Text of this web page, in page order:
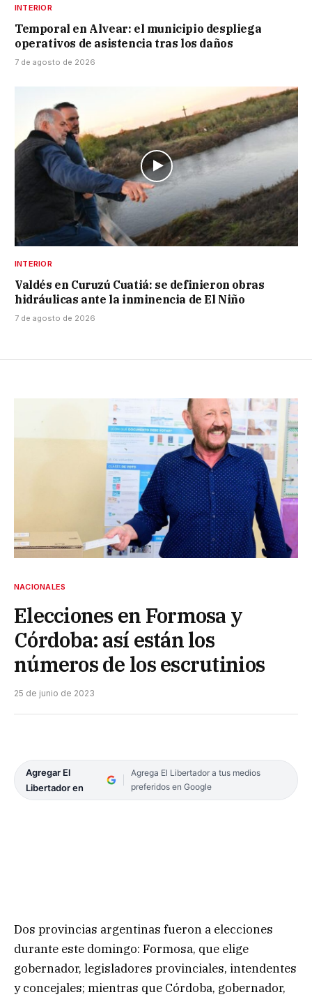
INTERIOR
Temporal en Alvear: el municipio despliega
operativos de asistencia tras los daños
7 de agosto de 2026
INTERIOR
Valdés en Curuzú Cuatiá: se definieron obras
hidráulicas ante la inminencia de El Niño
7 de agosto de 2026
NACIONALES
Elecciones en Formosa y
Córdoba: así están los
números de los escrutinios
25 de junio de 2023
Agregar El
Libertador en
Agrega El Libertador a tus medios
preferidos en Google
Dos provincias argentinas fueron a elecciones
durante este domingo: Formosa, que elige
gobernador, legisladores provinciales, intendentes
y concejales; mientras que Córdoba, gobernador,